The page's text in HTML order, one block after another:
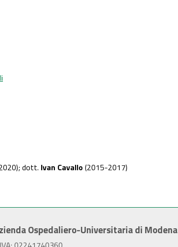
dott. Ivan Cavallo(2015-2017)
Ospedaliero-Universitaria di Modena